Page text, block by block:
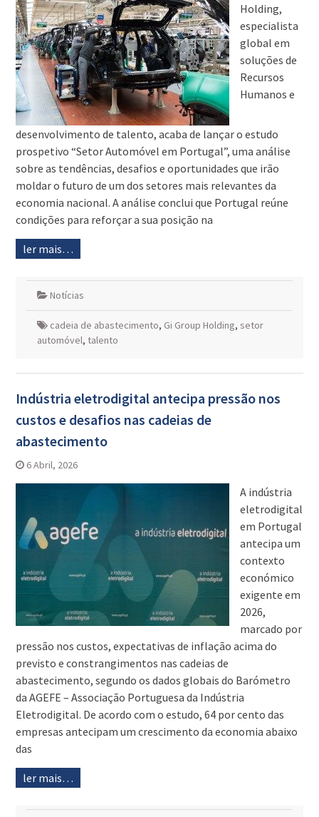
Holding,
especialista
global em
soluções de
Recursos
Humanos e
desenvolvimento de talento, acaba de lançar o estudo
prospetivo “Setor Automóvel em Portugal”, uma análise
sobre as tendências, desafios e oportunidades que irão
moldar o futuro de um dos setores mais relevantes da
economia nacional. A análise conclui que Portugal reúne
condições para reforçar a sua posição na
ler mais…
Notícias
cadeia de abastecimento, Gi Group Holding, setor
automóvel, talento
Indústria eletrodigital antecipa pressão nos
custos e desafios nas cadeias de
abastecimento
6 Abril, 2026
A indústria
eletrodigital
em Portugal
antecipa um
contexto
económico
exigente em
2026,
marcado por
pressão nos custos, expectativas de inflação acima do
previsto e constrangimentos nas cadeias de
abastecimento, segundo os dados globais do Barómetro
da AGEFE – Associação Portuguesa da Indústria
Eletrodigital. De acordo com o estudo, 64 por cento das
empresas antecipam um crescimento da economia abaixo
das
ler mais…